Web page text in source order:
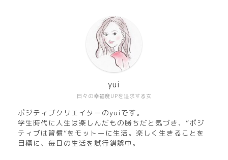
日々の幸福度UPを追求する女
yui
ポジティブクリエイターのyuiです。
学生時代に人生は楽しんだもの勝ちだと気づき、”ポジ
ティブは習慣”をモットーに生活。楽しく生きることを
目標に、毎日の生活を試行錯誤中。